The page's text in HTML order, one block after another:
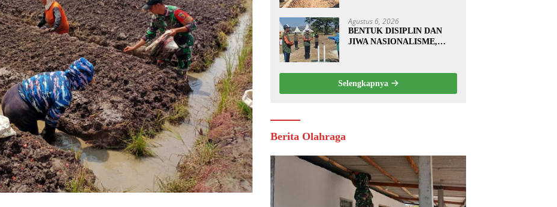
LOKASI UNTUK
PENGECORAN
Agustus 6, 2026
BENTUK DISIPLIN DAN
JIWA NASIONALISME,
PASKIBRA
Selengkapnya
Berita Olahraga